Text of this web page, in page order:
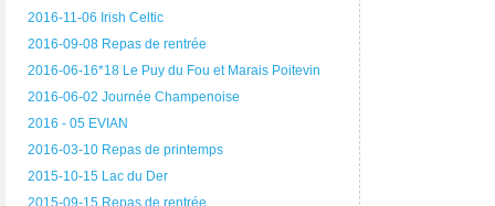
2016-11-06 Irish Celtic
2016-09-08 Repas de rentrée
2016-06-16*18 Le Puy du Fou et Marais Poitevin
2016-06-02 Journée Champenoise
2016 - 05 EVIAN
2016-03-10 Repas de printemps
2015-10-15 Lac du Der
2015-09-15 Repas de rentrée